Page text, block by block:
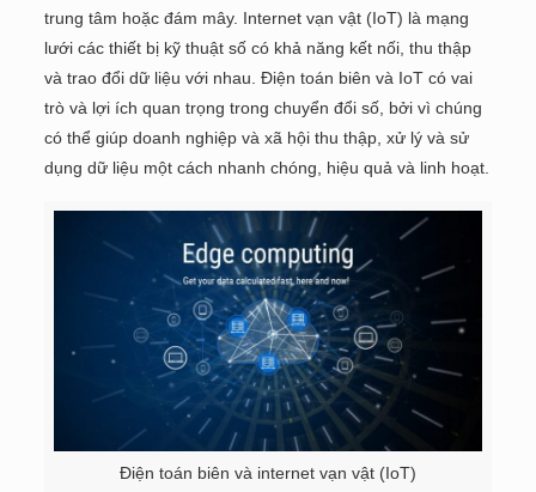
trung tâm hoặc đám mây. Internet vạn vật (IoT) là mạng
lưới các thiết bị kỹ thuật số có khả năng kết nối, thu thập
và trao đổi dữ liệu với nhau. Điện toán biên và IoT có vai
trò và lợi ích quan trọng trong chuyển đổi số, bởi vì chúng
có thể giúp doanh nghiệp và xã hội thu thập, xử lý và sử
dụng dữ liệu một cách nhanh chóng, hiệu quả và linh hoạt.
Điện toán biên và internet vạn vật (IoT)